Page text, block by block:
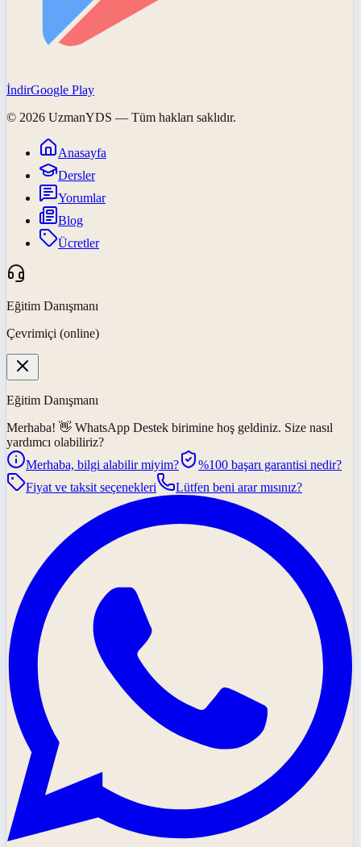
İndirGoogle Play
© 2026 UzmanYDS — Tüm hakları saklıdır.
Anasayfa
Dersler
Yorumlar
Blog
Ücretler
Eğitim Danışmanı
Çevrimiçi (online)
Eğitim Danışmanı
Merhaba! 👋 WhatsApp Destek birimine hoş geldiniz. Size nasıl
yardımcı olabiliriz?
Merhaba, bilgi alabilir miyim?
%100 başarı garantisi nedir?
Fiyat ve taksit seçenekleri
Lütfen beni arar mısınız?